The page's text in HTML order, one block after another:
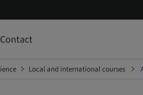
Contact
Local and international courses